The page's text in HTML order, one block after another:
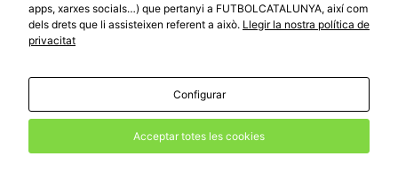
Promocions
Sortejos
Participació
Copa Catalunya Absoluta 2019
Copa del Rei 2019 - 2020
© 2010 - 2026FutbolCatalunya.com
redaccio@futbolcatalunya.com
apps, xarxes socials…) que pertanyi a FUTBOLCATALUNYA, així com
dels drets que li assisteixen referent a això. Llegir la nostra política de
privacitat
Configurar
Acceptar totes les cookies